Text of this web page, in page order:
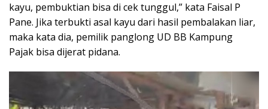
kayu, pembuktian bisa di cek tunggul,” kata Faisal P
Pane. Jika terbukti asal kayu dari hasil pembalakan liar,
maka kata dia, pemilik panglong UD BB Kampung
Pajak bisa dijerat pidana.